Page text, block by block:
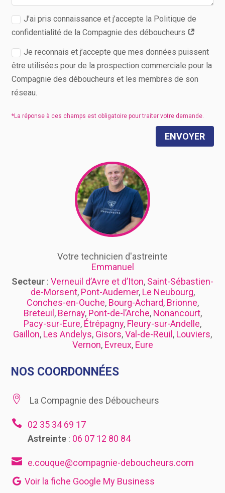
J’ai pris connaissance et j’accepte la Politique de
confidentialité de la Compagnie des déboucheurs
Je reconnais et j’accepte que mes données puissent
être utilisées pour de la prospection commerciale pour la
Compagnie des déboucheurs et les membres de son
réseau.
ENVOYER
Votre technicien d'astreinte
Emmanuel
Secteur : Verneuil d’Avre et d’Iton, Saint-Sébastien-
de-Morsent, Pont-Audemer, Le Neubourg,
Conches-en-Ouche, Bourg-Achard, Brionne,
Breteuil , Bernay, Pont-de-l’Arche, Nonancourt,
Pacy-sur-Eure, Étrépagny, Fleury-sur-Andelle,
Gaillon, Les Andelys, Gisors,Val-de-Reuil , Louviers,
Vernon, Evreux, Eure
NOS COORDONNÉES
 La Compagnie des Déboucheurs

02 35 34 69 17
Astreinte: 06 07 12 80 84
 e.couque@compagnie-deboucheurs.com
Voir la fiche Google My Business